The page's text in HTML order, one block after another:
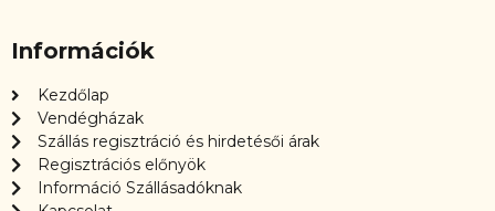
Információk
Kezdőlap
Vendégházak
Szállás regisztráció és hirdetésői árak
Regisztrációs előnyök
Információ Szállásadóknak